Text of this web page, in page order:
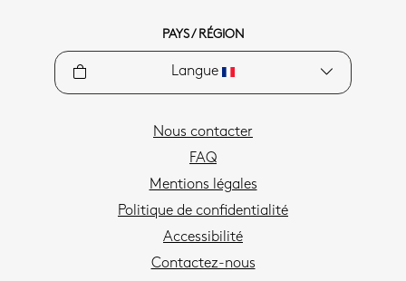
PAYS / RÉGION
Langue
Nous contacter
FAQ
Mentions légales
Politique de confidentialité
Accessibilité
Contactez-nous